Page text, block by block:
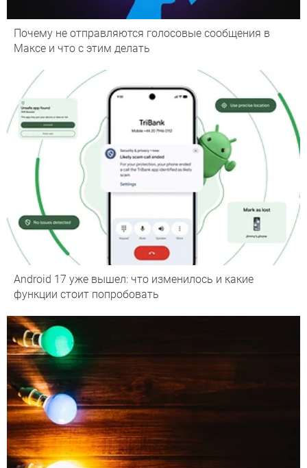
Почему не отправляются голосовые сообщения в
Максе и что с этим делать
Android 17 уже вышел: что изменилось и какие
функции стоит попробовать